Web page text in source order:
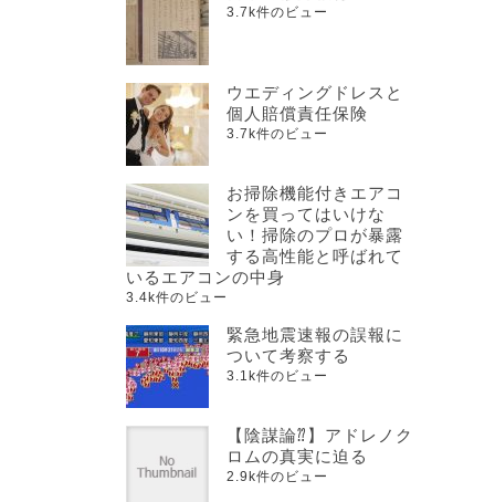
3.7k件のビュー
ウエディングドレスと
個人賠償責任保険
3.7k件のビュー
お掃除機能付きエアコ
ンを買ってはいけな
い！掃除のプロが暴露
する高性能と呼ばれて
いるエアコンの中身
3.4k件のビュー
緊急地震速報の誤報に
ついて考察する
3.1k件のビュー
【陰謀論⁇】アドレノク
ロムの真実に迫る
2.9k件のビュー